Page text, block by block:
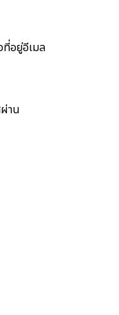
อยู่อีเมล
าน